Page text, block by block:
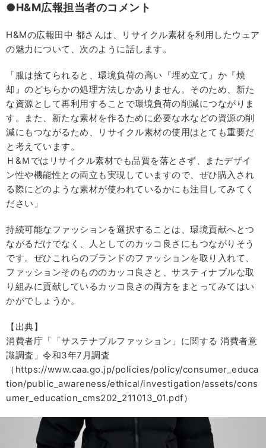
●H&M広報担当者のコメント
H&Mの広報田中 都さんは、リサイクル素材を利用したウェア
の魅力について、次のように話します。
「服は捨てられると、環境負荷の高い『埋め立て』か『焼
却』のどちらかの処理方法しかありません。そのため、新た
な資源として再利用することで環境負荷の削減につながりま
す。また、新たな素材を作るために必要な水などの資源の削
減にもつながるため、リサイクル素材の使用はとても重要だ
と考えています。
Ｈ&Ｍではリサイクル素材でも品質を落とさず、またデザイ
ン性や機能性との両立も実現していますので、ぜひ購入され
る際にどのような素材が使われているかにも注目してみてく
ださい」
持続可能なファッションを選択することは、環境貢献へとつ
ながるだけでなく、人としてのカッコ良さにもつながりそう
です。ぜひこれらのブランドのファッションを取り入れて、
ファッションそのもののカッコ良さと、サスティナブルな取
り組みに貢献しているカッコ良さの両方をまとってみてはい
かがでしょうか。
【出典】
消費者庁「「サステナブルファッション」に関する 消費者意
識調査」令和3年7月調査
（https://www.caa.go.jp/policies/policy/consumer_educa
tion/public_awareness/ethical/investigation/assets/cons
umer_education_cms202_211013_01.pdf）